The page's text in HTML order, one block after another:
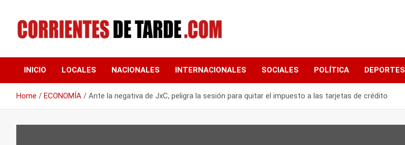
content
CORRIENTES DE
TARDE
INICIO LOCALES NACIONALES INTERNACIONALES SOCIALES POLÍTICA DEPORTES
Home ECONOMÍA Ante la negativa de JxC, peligra la sesión para quitar el impuesto a las tarjetas de crédito